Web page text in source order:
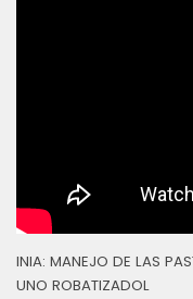
INIA: MANEJO DE LAS
UNO ROBATIZADOL